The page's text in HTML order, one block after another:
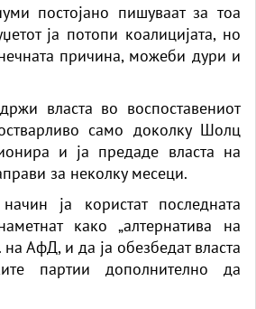
постојано пишуваат за тоа
ја потопи коалицијата, но
причина, можеби дури и
власта во воспоставениот
само доколку Шолц
и ја предаде власта на
за неколку месеци.
ја користат последната
како „алтернатива на
на АфД, и да ја обезбедат власта
партии дополнително да